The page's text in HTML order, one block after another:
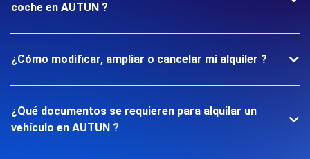
coche en AUTUN ?
¿Cómo modificar, ampliar o cancelar mi alquiler ?
¿Qué documentos se requieren para alquilar un
vehículo en AUTUN ?